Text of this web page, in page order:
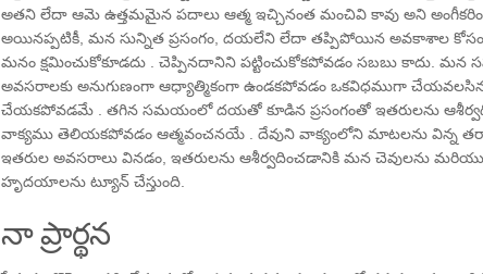
అతని లేదా ఆమె ఉత్తమమైన పదాలు ఆత్మ ఇచ్చినంత మంచివి కావు అని
అయినప్పటికీ, మన సున్నిత ప్రసంగం, దయలేని లేదా తప్పిపోయిన అవకాశాల
మనం క్షమించుకోకూడదు . చెప్పినదానిని పట్టించుకోకపోవడం సబబు కాదు. మన
అవసరాలకు అనుగుణంగా ఆధ్యాత్మికంగా ఉండకపోవడం ఒకవిధముగా
చేయకపోవడమే . తగిన సమయంలో దయతో కూడిన ప్రసంగంతో ఇతరులను
వాక్యము తెలియకపోవడం ఆత్మవంచనయే . దేవుని వాక్యంలోని మాటలను విన్న
ఇతరుల అవసరాలు వినడం, ఇతరులను ఆశీర్వదించడానికి మన చెవులను
హృదయాలను ట్యూన్ చేస్తుంది.
నా ప్రార్థన